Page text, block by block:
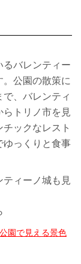
るバレンティー
。公園の散策に
、バレンティ
らトリノ市を見
ックなレスト
ゆっくりと食事
ィーノ城も見
園で見える景色